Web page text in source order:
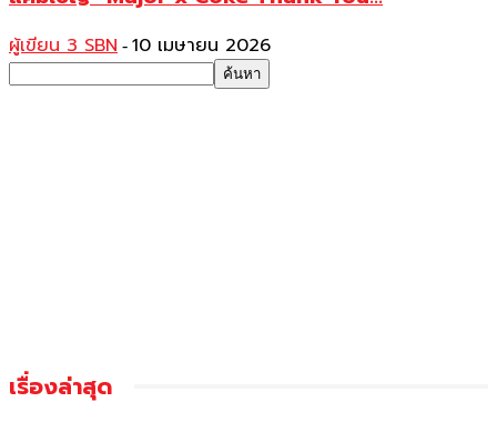
ผู้เขียน 3 SBN - 10 เมษายน 2026
เรื่องล่าสุด